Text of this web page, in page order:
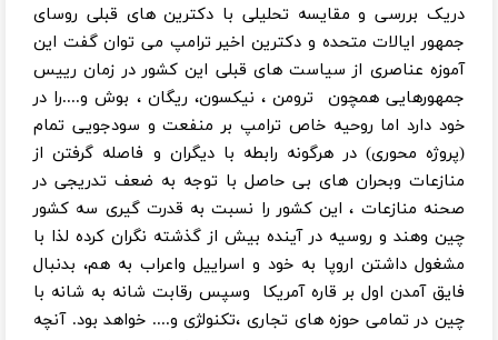
دریک بررسی و مقایسه تحلیلی با دکترین های قبلی روسای
جمهور ایالات متحده و دکترین اخیر ترامپ می توان گفت این
آموزه عناصری از سیاست های قبلی این کشور در زمان رییس
جمهورهایی همچون ترومن ، نیکسون، ریگان ، بوش و....را در
خود دارد اما روحیه خاص ترامپ بر منفعت و سودجویی تمام
(پروژه محوری) در هرگونه رابطه با دیگران و فاصله گرفتن از
منازعات وبحران های بی حاصل با توجه به ضعف تدریجی در
صحنه منازعات ، این کشور را نسبت به قدرت گیری سه کشور
چین وهند و روسیه در آینده بیش از گذشته نگران کرده لذا با
مشغول داشتن اروپا به خود و اسراییل واعراب به هم، بدنبال
فایق آمدن اول بر قاره آمریکا وسپس رقابت شانه به شانه با
چین در تمامی حوزه های تجاری ،تکنولژی و.... خواهد بود. آنچه